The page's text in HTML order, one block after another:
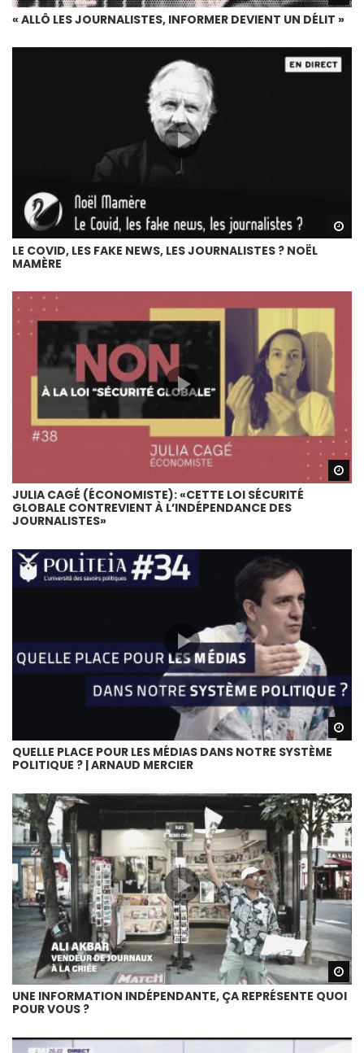
« ALLÔ LES JOURNALISTES, INFORMER DEVIENT UN DÉLIT »
LE COVID, LES FAKE NEWS, LES JOURNALISTES ? NOËL
MAMÈRE
JULIA CAGÉ (ÉCONOMISTE): «CETTE LOI SÉCURITÉ
GLOBALE CONTREVIENT À L’INDÉPENDANCE DES
JOURNALISTES»
QUELLE PLACE POUR LES MÉDIAS DANS NOTRE SYSTÈME
POLITIQUE ? | ARNAUD MERCIER
UNE INFORMATION INDÉPENDANTE, ÇA REPRÉSENTE QUOI
POUR VOUS ?